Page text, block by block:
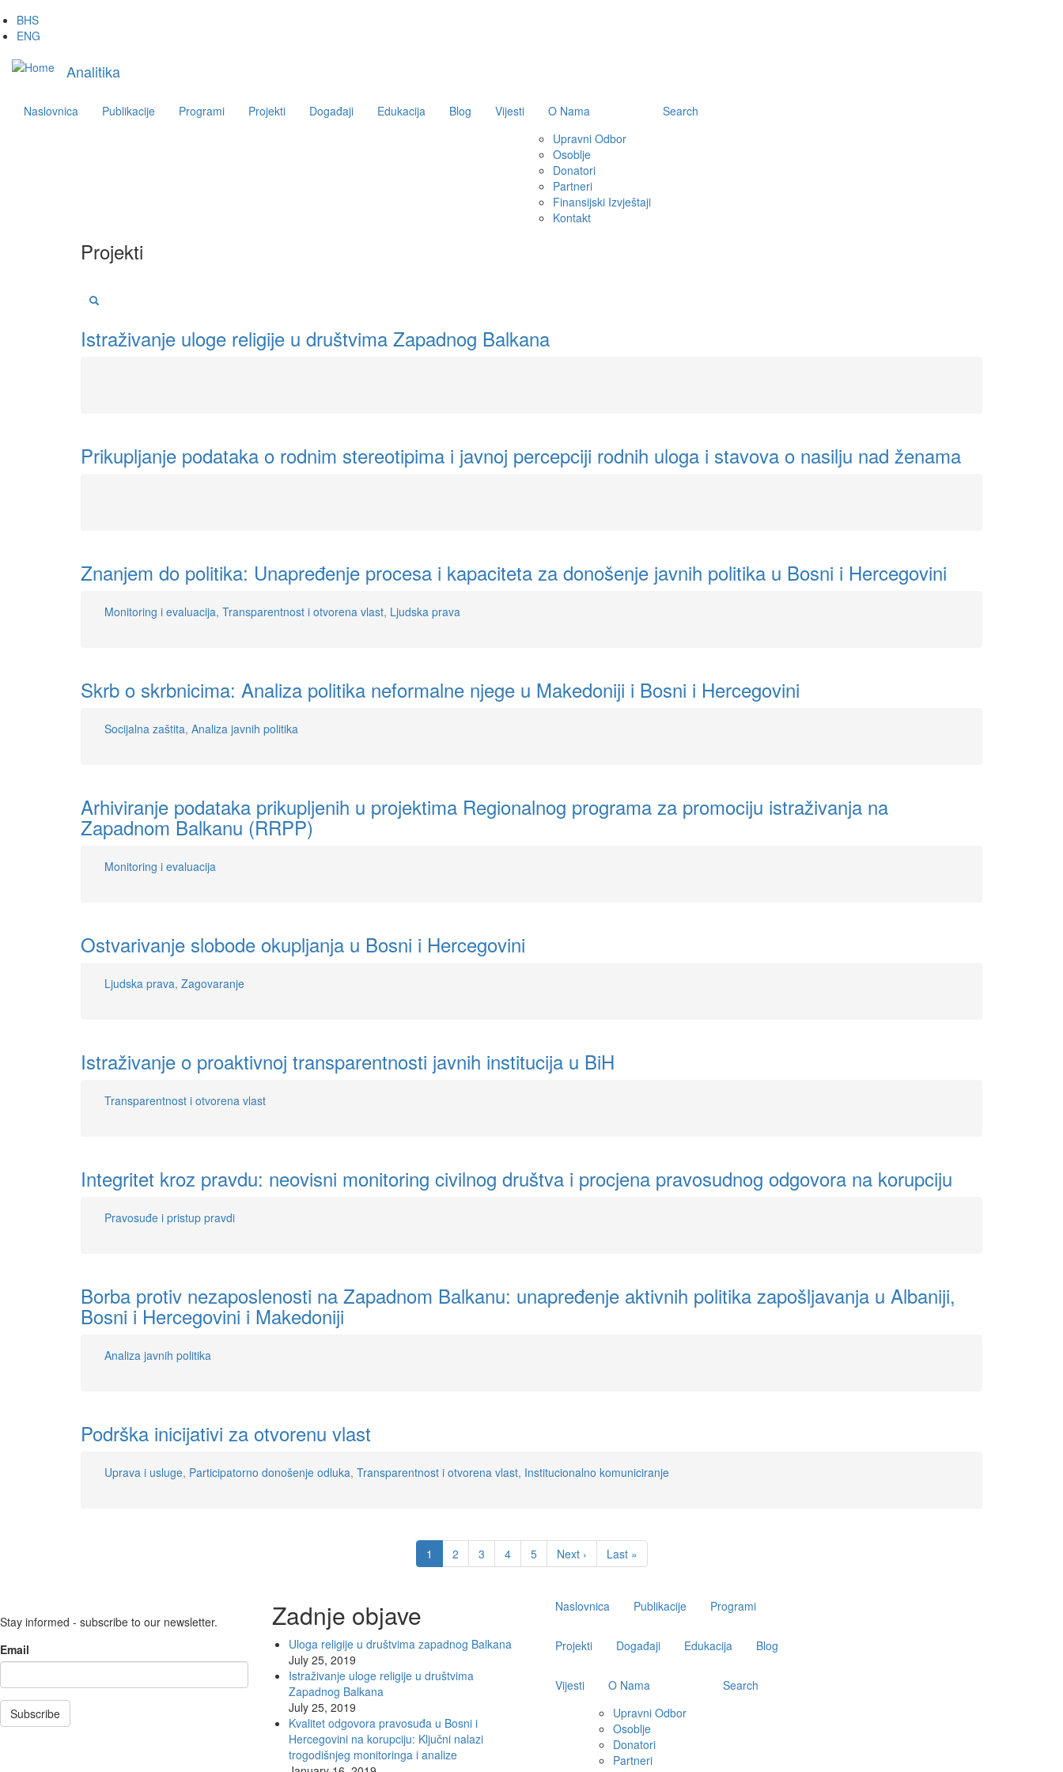
Skip
to
content
BHS
ENG
Analitika
Main
Naslovnica Publikacije Programi Projekti Događaji Edukacija Blog Vijesti
O Nama
Upravni Odbor
Osoblje
Donatori
Partneri
Finansijski Izvještaji
Kontakt
Search
Projekti
Istraživanje uloge religije u društvima Zapadnog Balkana
Prikupljanje podataka o rodnim stereotipima i javnoj percepciji rodnih uloga i stavova o nasilju nad ženama
Znanjem do politika: Unapređenje procesa i kapaciteta za donošenje javnih politika u Bosni i Hercegovini
Monitoring i evaluacija, Transparentnost i otvorena vlast, Ljudska prava
Skrb o skrbnicima: Analiza politika neformalne njege u Makedoniji i Bosni i Hercegovini
Socijalna zaštita, Analiza javnih politika
Arhiviranje podataka prikupljenih u projektima Regionalnog programa za promociju istraživanja na
Zapadnom Balkanu (RRPP)
Monitoring i evaluacija
Ostvarivanje slobode okupljanja u Bosni i Hercegovini
Ljudska prava, Zagovaranje
Istraživanje o proaktivnoj transparentnosti javnih institucija u BiH
Transparentnost i otvorena vlast
Integritet kroz pravdu: neovisni monitoring civilnog društva i procjena pravosudnog odgovora na korupciju
Pravosuđe i pristup pravdi
Borba protiv nezaposlenosti na Zapadnom Balkanu: unapređenje aktivnih politika zapošljavanja u Albaniji,
Bosni i Hercegovini i Makedoniji
Analiza javnih politika
Podrška inicijativi za otvorenu vlast
Uprava i usluge, Participatorno donošenje odluka, Transparentnost i otvorena vlast, Institucionalno komuniciranje
Current
page
1 Page
2 Page
3 Page
4 Page
5
Next
page
Next ›
Last
page
Last »
Stay informed - subscribe to our newsletter.
Email
Subscribe
Zadnje objave
Uloga religije u društvima zapadnog Balkana
July 25, 2019
Istraživanje uloge religije u društvima
Zapadnog Balkana
July 25, 2019
Kvalitet odgovora pravosuđa u Bosni i
Hercegovini na korupciju: Ključni nalazi
trogodišnjeg monitoringa i analize
Main
Naslovnica Publikacije Programi
Projekti Događaji Edukacija Blog
Vijesti
O Nama
Upravni Odbor
Osoblje
Donatori
Partneri
Search